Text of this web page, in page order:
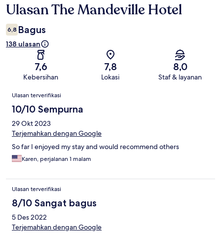
Ulasan
Ulasan The Mandeville Hotel
6,8 Bagus
138 ulasan
7,6
Kebersihan
7,8
Lokasi
8,0
Staf & layanan
Ulasan
Ulasan terverifikasi
10/10 Sempurna
29 Okt 2023
Terjemahkan dengan Google
So far I enjoyed my stay and would recommend others
Karen, perjalanan 1 malam
Ulasan terverifikasi
8/10 Sangat bagus
5 Des 2022
Terjemahkan dengan Google